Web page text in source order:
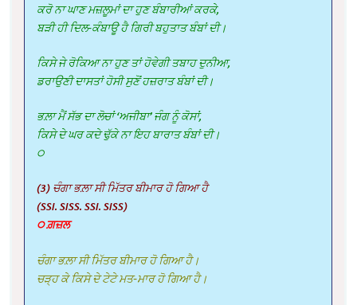
ਕਰੋ ਨਾ ਘਾਣ ਮਜ਼ਲੂਮਾਂ ਦਾ ਹੁਣ ਬੰਬਾਰੀਆਂ ਕਰਕੇ,
ਬੜੀ ਹੀ ਦਿਲ-ਕੰਬਾਊ ਹੈ ਗਿਰੀ ਬਹੁਤਾਤ ਬੰਬਾਂ ਦੀ।
ਕਿਸੇ ਜੇ ਰੋਕਿਆ ਨਾ ਹੁਣ ਤਾਂ ਹੋਵੇਗੀ ਤਬਾਹ ਦੁਨੀਆ,
ਡਰਾਉਣੀ ਦਾਸਤਾਂ ਹੋਸੀ ਸੁਣੋਂ ਹਜ਼ਰਾਤ ਬੰਬਾਂ ਦੀ।
ਭਲ਼ਾ ਮੈਂ ਸੱਭ ਦਾ ਲੋਚਾਂ ‘ਅਜੀਬਾ’ ਜੰਗ ਨੂੰ ਕੋਸਾਂ,
ਕਿਸੇ ਦੇ ਘਰ ਕਦੇ ਢੁੱਕੇ ਨਾ ਇਹ ਬਾਰਾਤ ਬੰਬਾਂ ਦੀ।
੦
(3) ਚੰਗਾ ਭਲ਼ਾ ਸੀ ਮਿੱਤਰ ਬੀਮਾਰ ਹੋ ਗਿਆ ਹੈ
(SSI. SISS. SSI. SISS)
੦ ਗ਼ਜ਼ਲ
ਚੰਗਾ ਭਲ਼ਾ ਸੀ ਮਿੱਤਰ ਬੀਮਾਰ ਹੋ ਗਿਆ ਹੈ।
ਚੜ੍ਹ ਕੇ ਕਿਸੇ ਦੇ ਟੇਟੇ ਮਤ-ਮਾਰ ਹੋ ਗਿਆ ਹੈ।